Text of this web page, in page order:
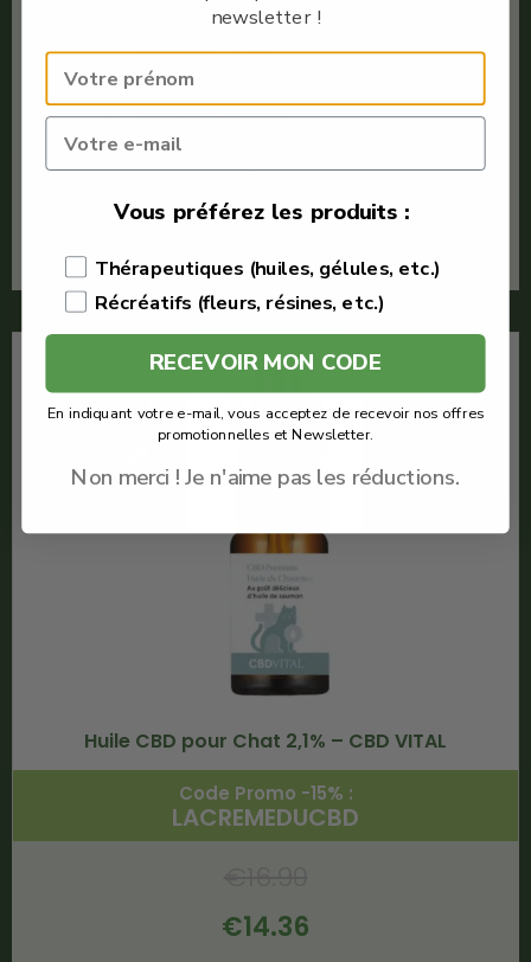
Huile CBD animal
Quantité : 10ml
CBD pour chat
Broad Spectrum
Voir le produit
Huile CBD pour Chat 2,1% – CBD VITAL
Code Promo -15% :
LACREMEDUCBD
€14.36
newsletter !
Vous préférez les produits :
Thérapeutiques (huiles, gélules, etc.)
Récréatifs (fleurs, résines, etc.)
RECEVOIR MON CODE
En indiquant votre e-mail, vous acceptez de recevoir nos offres
promotionnelles et Newsletter.
Non merci ! Je n'aime pas les réductions.